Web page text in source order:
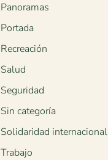
Panoramas
Portada
Recreación
Salud
Seguridad
Sin categoría
Solidaridad internacional
Trabajo